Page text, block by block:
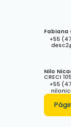
Fabiana
+55
Nilo
CRECI
+55